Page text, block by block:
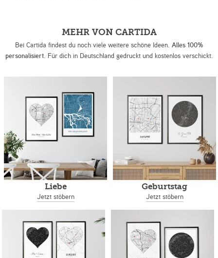
MEHR VON CARTIDA
Bei Cartida findest du noch viele weitere schöne Ideen. Alles 100%
personalisiert. Für dich in Deutschland gedruckt und kostenlos verschickt.
Liebe
Jetzt stöbern
Geburtstag
Jetzt stöbern